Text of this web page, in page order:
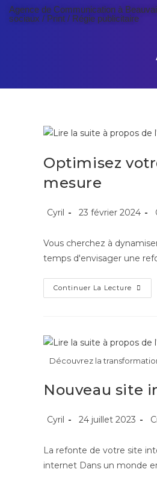
Agence de Communication à
sociaux / Print / Régie publicitaire
Optimisez
mesure
Cyril 23 février 2024
Vous cherchez à
temps d'envisager une
Continuer La Lecture
Découvrez la
Nouveau site
Cyril 24 juillet 2023
La refonte de votre site
internet Dans un monde